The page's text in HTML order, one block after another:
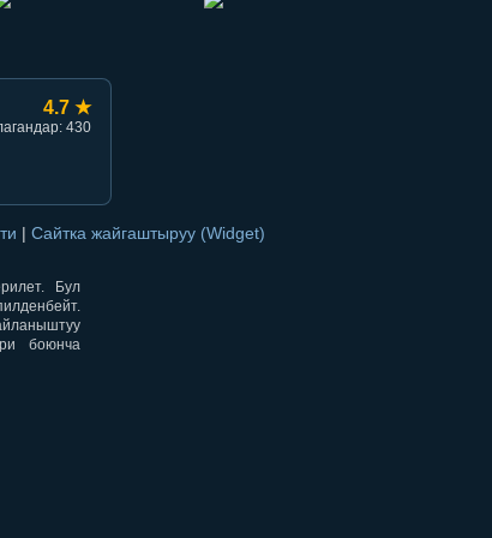
4.7 ★
430
| Сайтка жайгаштыруу (Widget)
Бул
боюнча